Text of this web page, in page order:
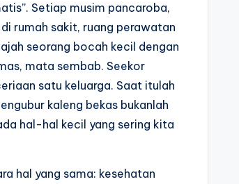
Setiap musim pancaroba,
rumah sakit, ruang perawatan
seorang bocah kecil dengan
mata sembab. Seekor
satu keluarga. Saat itulah
kaleng bekas bukanlah
hal-hal kecil yang sering kita
hal yang sama: kesehatan